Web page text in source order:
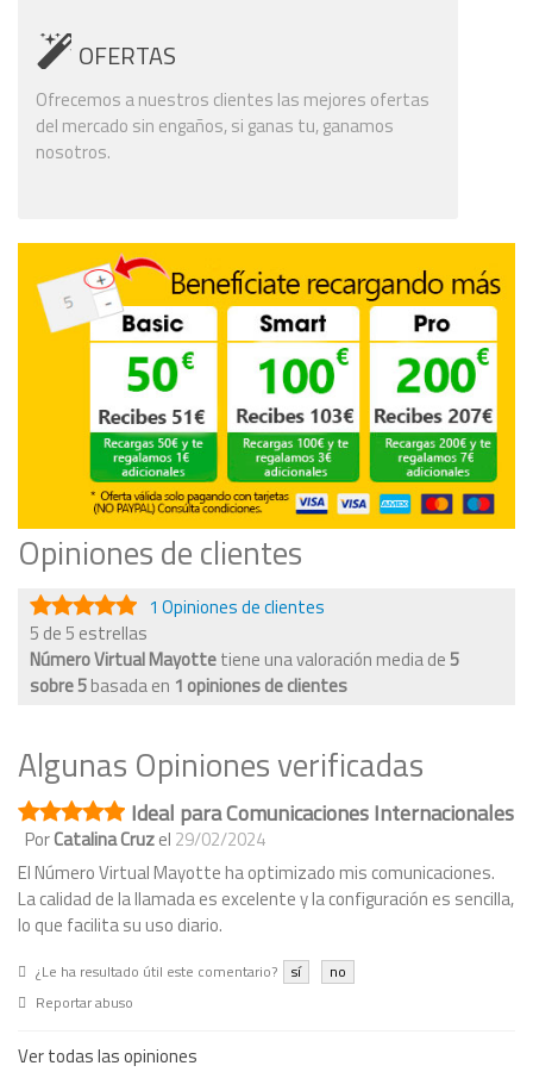
OFERTAS
Ofrecemos a nuestros clientes las mejores ofertas
del mercado sin engaños, si ganas tu, ganamos
nosotros.
Opiniones de clientes
1 Opiniones de clientes
5 de 5 estrellas
Número Virtual Mayottetiene una valoración media de5
sobre5basada en 1 opiniones de clientes
Algunas Opiniones verificadas
Ideal para Comunicaciones Internacionales
PorCatalina Cruzel 29/02/2024
El Número Virtual Mayotte ha optimizado mis comunicaciones.
La calidad de la llamada es excelente y la configuración es sencilla,
lo que facilita su uso diario.
¿Le ha resultado útil este comentario? sí
no
Reportar abuso
Ver todas las opiniones